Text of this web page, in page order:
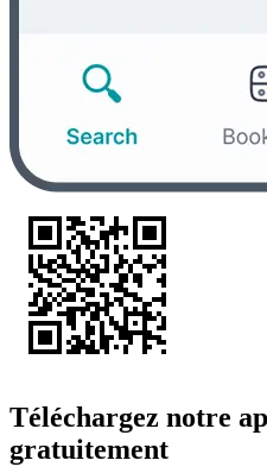
Téléchargez notre
gratuitement